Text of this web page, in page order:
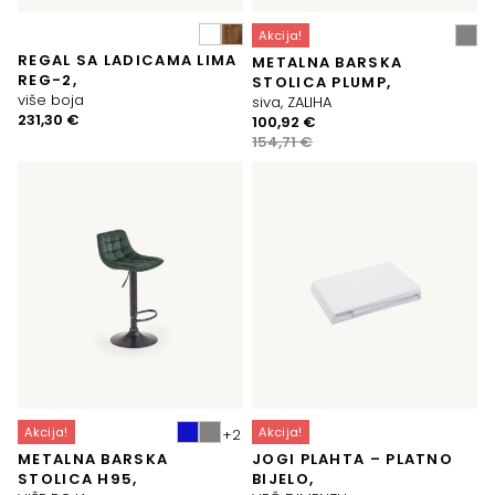
REGAL SA LADICAMA LIMA
REG-2,
više boja
231,30 €
Akcija!
METALNA BARSKA
STOLICA PLUMP,
siva, ZALIHA
154,71€
Izvorna
cijena
100,92 €
Trenutna
cijena
Akcija!
METALNA BARSKA
STOLICA H95,
Akcija!
JOGI PLAHTA – PLATNO
BIJELO,